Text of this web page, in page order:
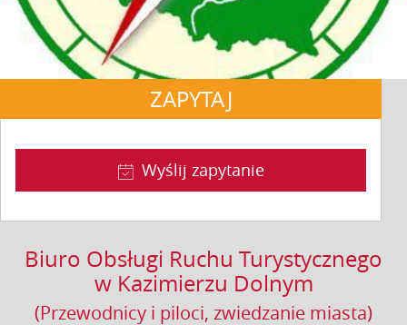
ZAPYTAJ
Wyślij zapytanie
Biuro Obsługi Ruchu Turystycznego
w Kazimierzu Dolnym
(Przewodnicy i piloci, zwiedzanie miasta)